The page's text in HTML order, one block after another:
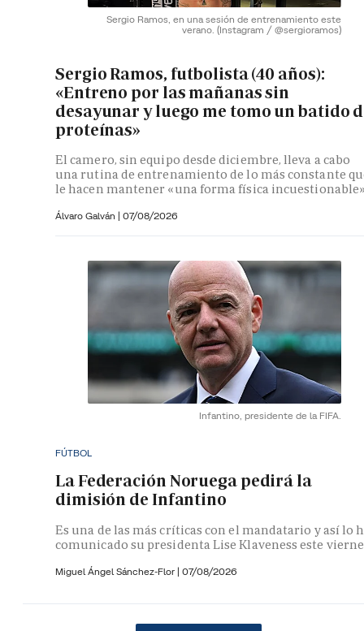
Sergio Ramos, en una sesión de entrenamiento este
verano. (Instagram / @sergioramos)
Sergio Ramos, futbolista (40 años):
«Entreno por las mañanas sin
desayunar y luego me tomo un batido
proteínas»
El camero, sin equipo desde diciembre, lleva a cabo
una rutina de entrenamiento de lo más constante
le hacen mantener «una forma física
Álvaro Galván | 07/08/2026
Infantino, presidente de la FIFA.
FÚTBOL
La Federación Noruega pedirá la
dimisión de Infantino
Es una de las más críticas con el mandatario y así lo
comunicado su presidenta Lise Klaveness este
Miguel Ángel Sánchez-Flor | 07/08/2026